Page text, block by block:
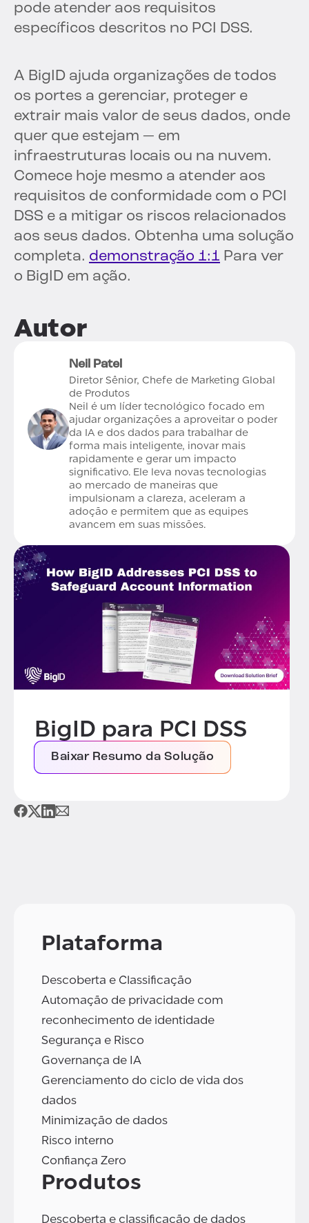
pode atender aos requisitos
específicos descritos no PCI DSS.
A BigID ajuda organizações de todos
os portes a gerenciar, proteger e
extrair mais valor de seus dados, onde
quer que estejam — em
infraestruturas locais ou na nuvem.
Comece hoje mesmo a atender aos
requisitos de conformidade com o PCI
DSS e a mitigar os riscos relacionados
aos seus dados. Obtenha uma solução
completa. demonstração 1:1 Para ver
o BigID em ação.
Autor
Neil Patel
Diretor Sênior, Chefe de Marketing Global
de Produtos
Neil é um líder tecnológico focado em
ajudar organizações a aproveitar o poder
da IA e dos dados para trabalhar de
forma mais inteligente, inovar mais
rapidamente e gerar um impacto
significativo. Ele leva novas tecnologias
ao mercado de maneiras que
impulsionam a clareza, aceleram a
adoção e permitem que as equipes
avancem em suas missões.
BigID para PCI DSS
Baixar Resumo da Solução
Plataforma
Descoberta e Classificação
Automação de privacidade com
reconhecimento de identidade
Segurança e Risco
Governança de IA
Gerenciamento do ciclo de vida dos
dados
Minimização de dados
Risco interno
Confiança Zero
Produtos
Descoberta e classificação de dados